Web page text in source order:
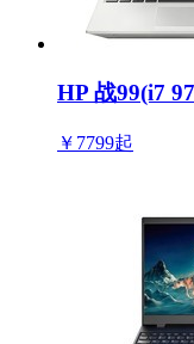
HP 战99(i7
￥7799起